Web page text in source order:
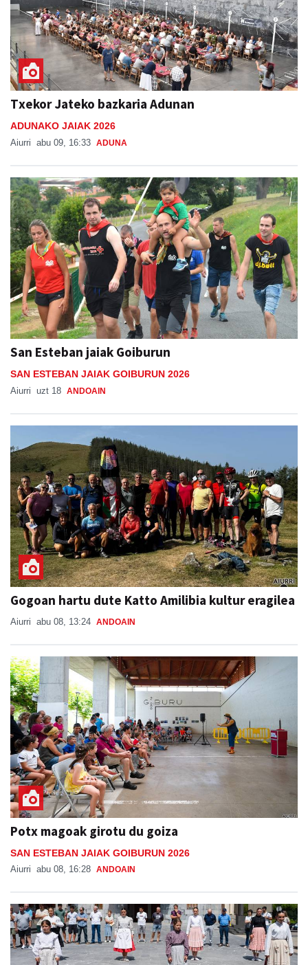
Txekor Jateko bazkaria Adunan
ADUNAKO JAIAK 2026
Aiurri abu 09, 16:33 ADUNA
San Esteban jaiak Goiburun
SAN ESTEBAN JAIAK GOIBURUN 2026
Aiurri uzt 18 ANDOAIN
Gogoan hartu dute Katto Amilibia kultur eragilea
Aiurri abu 08, 13:24 ANDOAIN
Potx magoak girotu du goiza
SAN ESTEBAN JAIAK GOIBURUN 2026
Aiurri abu 08, 16:28 ANDOAIN